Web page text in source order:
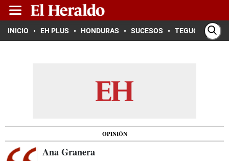
INICIO EH PLUS HONDURAS SUCESOS TEGUCIGALPA
OPINIÓN
Ana Granera